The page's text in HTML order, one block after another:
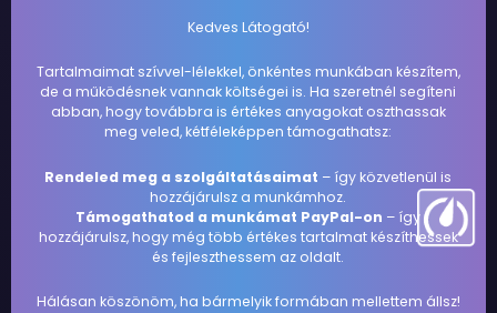
Kedves Látogató!
Tartalmaimat szívvel-lélekkel, önkéntes munkában készítem,
de a működésnek vannak költségei is. Ha szeretnél segíteni
abban, hogy továbbra is értékes anyagokat oszthassak
meg veled, kétféleképpen támogathatsz:
Rendeled meg a szolgáltatásaimat – így közvetlenül is
hozzájárulsz a munkámhoz.
Támogathatod a munkámat PayPal-on – így
hozzájárulsz, hogy még több értékes tartalmat készíthessek
és fejleszthessem az oldalt.
Hálásan köszönöm, ha bármelyik formában mellettem állsz!